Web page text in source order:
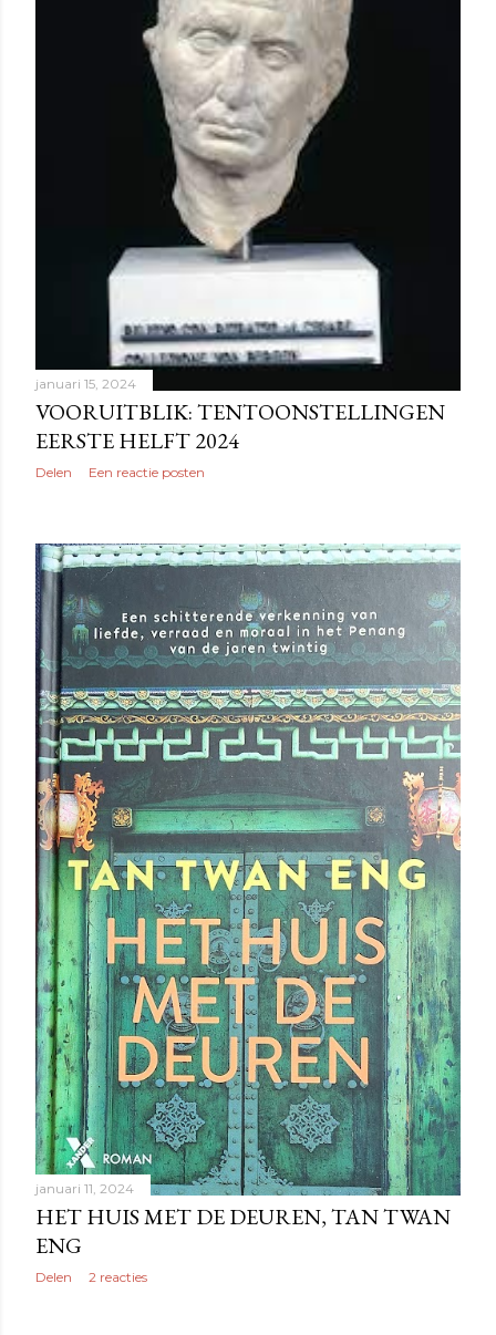
januari 15, 2024
VOORUITBLIK: TENTOONSTELLINGEN
EERSTE HELFT 2024
Delen Een reactie posten
januari 11, 2024
HET HUIS MET DE DEUREN, TAN TWAN
ENG
Delen 2 reacties